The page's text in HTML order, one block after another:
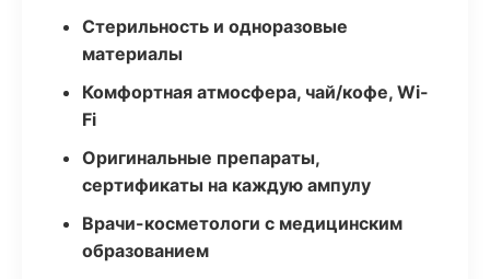
Стерильность и одноразовые
материалы
Комфортная атмосфера, чай/кофе, Wi-
Fi
Оригинальные препараты,
сертификаты на каждую ампулу
Врачи-косметологи с медицинским
образованием